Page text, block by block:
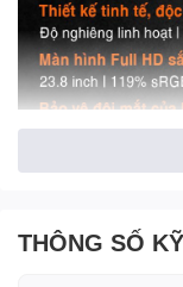
Kiểu dáng
THÔNG SỐ